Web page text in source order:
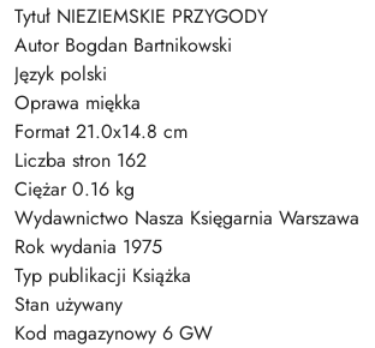
Tytuł NIEZIEMSKIE PRZYGODY
Autor Bogdan Bartnikowski
Język polski
Oprawa miękka
Format 21.0x14.8 cm
Liczba stron 162
Ciężar 0.16 kg
Wydawnictwo Nasza Księgarnia Warszawa
Rok wydania 1975
Typ publikacji Książka
Stan używany
Kod magazynowy 6 GW